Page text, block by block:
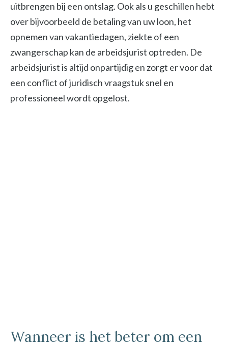
uitbrengen bij een ontslag. Ook als u geschillen hebt
over bijvoorbeeld de betaling van uw loon, het
opnemen van vakantiedagen, ziekte of een
zwangerschap kan de arbeidsjurist optreden. De
arbeidsjurist is altijd onpartijdig en zorgt er voor dat
een conflict of juridisch vraagstuk snel en
professioneel wordt opgelost.
Wanneer is het beter om een